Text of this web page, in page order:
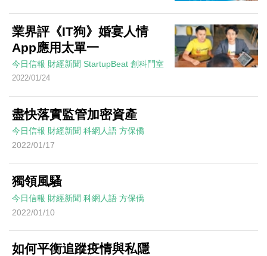
業界評《IT狗》婚宴人情
App應用太單一
今日信報 財經新聞 StartupBeat 創科鬥室
2022/01/24
盡快落實監管加密資產
今日信報 財經新聞 科網人語 方保僑
2022/01/17
獨領風騷
今日信報 財經新聞 科網人語 方保僑
2022/01/10
如何平衡追蹤疫情與私隱